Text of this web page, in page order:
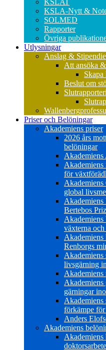
KSLAT
KSLA-Nytt &
SOLMED
Rapporter
Övriga
Utlysningar
Anslag &
Att ansöka
Beslut om
Priser och Belöningar
Akademiens priser
2026 års
belöningar
Akademiens
för
global
Akademiens
Bertebos
växterna
Renborgs
Akademiens
livsgärning
gärningar
Akademiens
förkämpe för
Anders
Akademiens
Akademiens
doktorsarbete